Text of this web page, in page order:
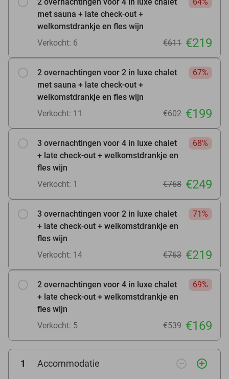
met sauna + late check-out +
welkomstdrankje en fles wijn
Verkocht: 6 €611 €219
2 overnachtingen voor 2 in luxe chalet
met sauna + late check-out +
welkomstdrankje en fles wijn
67%
Verkocht: 11 €602 €199
3 overnachtingen voor 4 in luxe chalet
+ late check-out + welkomstdrankje en
fles wijn
68%
Verkocht: 1 €768 €249
3 overnachtingen voor 2 in luxe chalet
+ late check-out + welkomstdrankje en
fles wijn
71%
Verkocht: 14 €763 €219
2 overnachtingen voor 4 in luxe chalet
+ late check-out + welkomstdrankje en
fles wijn
69%
Verkocht: 5 €539 €169
1 Accommodatie remove_circle_outline add_circle_outline